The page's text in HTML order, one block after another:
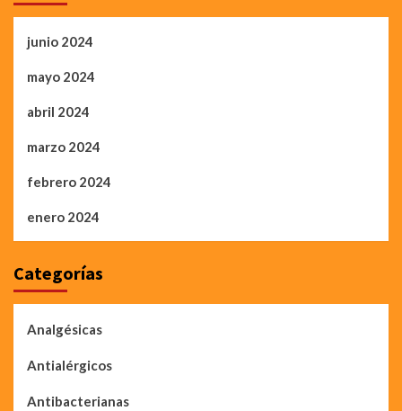
junio 2024
mayo 2024
abril 2024
marzo 2024
febrero 2024
enero 2024
Categorías
Analgésicas
Antialérgicos
Antibacterianas